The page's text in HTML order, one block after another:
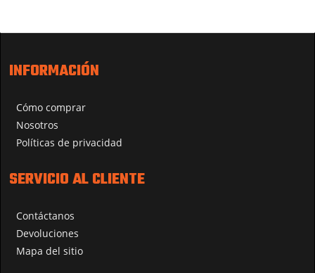
INFORMACIÓN
Cómo comprar
Nosotros
Políticas de privacidad
SERVICIO AL CLIENTE
Contáctanos
Devoluciones
Mapa del sitio